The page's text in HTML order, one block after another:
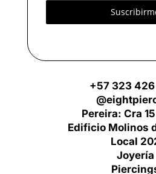
+57 323 426
Pereira: Cra
Edificio Molinos
Local
Joyería